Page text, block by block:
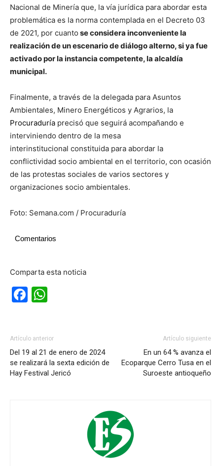
Nacional de Minería que, la vía jurídica para abordar esta
problemática es la norma contemplada en el Decreto 03
de 2021, por cuanto se considera inconveniente la
realización de un escenario de diálogo alterno, si ya fue
activado por la instancia competente, la alcaldía
municipal.
Finalmente, a través de la delegada para Asuntos
Ambientales, Minero Energéticos y Agrarios, la
Procuraduría precisó que seguirá acompañando e
interviniendo dentro de la mesa
interinstitucional constituida para abordar la
conflictividad socio ambiental en el territorio, con ocasión
de las protestas sociales de varios sectores y
organizaciones socio ambientales.
Foto: Semana.com / Procuraduría
Comentarios
Comparta esta noticia
Facebook
Artículo anterior
Del 19 al 21 de enero de 2024
se realizará la sexta edición de
Hay Festival Jericó
Artículo siguiente
En un 64 % avanza el
Ecoparque Cerro Tusa en el
Suroeste antioqueño